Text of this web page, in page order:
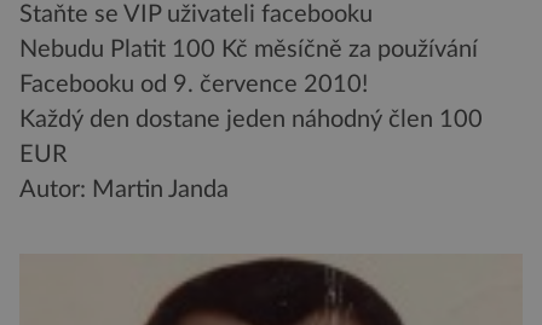
Staňte se VIP uživateli facebooku
Nebudu Platit 100 Kč měsíčně za používání
Facebooku od 9. července 2010!
Každý den dostane jeden náhodný člen 100
EUR
Autor: Martin Janda